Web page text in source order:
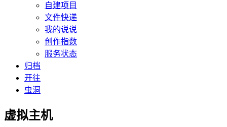
自建项目
文件快递
我的说说
创作指数
服务状态
归档
开往
虫洞
虚拟主机